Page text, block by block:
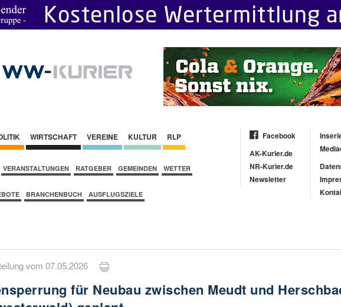
WIRTSCHAFT VEREINE KULTUR RLP
VERANSTALTUNGEN RATGEBER GEMEINDEN WETTER
BRANCHENBUCH AUSFLUGSZIELE
Facebook
AK-Kurier.de
NR-Kurier.de
Newsletter
vom 07.05.2026
für Neubau zwischen Meudt und